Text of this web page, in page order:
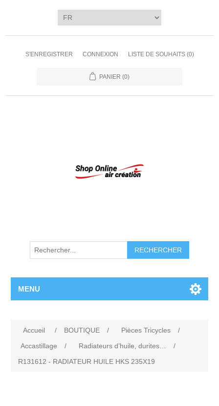
S'ENREGISTRER CONNEXION LISTE DE SOUHAITS (0)
PANIER (0)
RECHERCHER
MENU
Accueil / BOUTIQUE / Pièces Tricycles
/
Accastillage
/ Radiateurs d’huile, durites…
/
R131612 - RADIATEUR HUILE HKS 235X19